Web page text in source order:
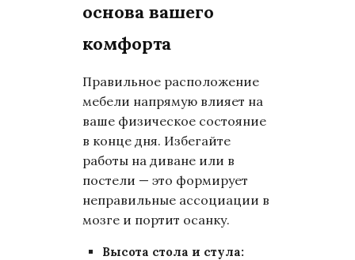
основа вашего
комфорта
Правильное расположение
мебели напрямую влияет на
ваше физическое состояние
в конце дня. Избегайте
работы на диване или в
постели — это формирует
неправильные ассоциации в
мозге и портит осанку.
Высота стола и стула: